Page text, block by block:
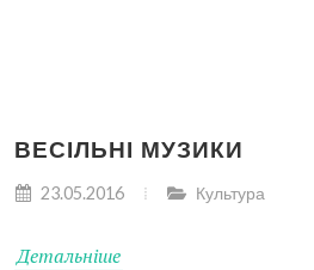
ВЕСІЛЬНІ МУЗИКИ
23.05.2016 Культура
Детальніше